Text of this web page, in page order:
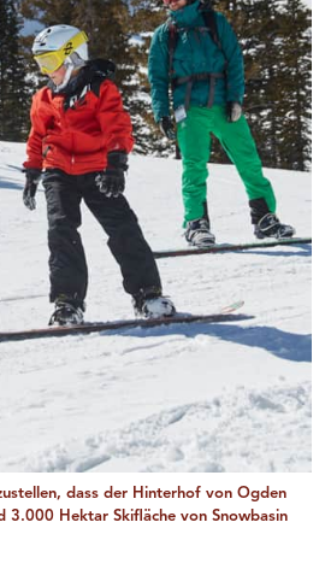
dass der Hinterhof von Ogden
3.000 Hektar Skifläche von Snowbasin